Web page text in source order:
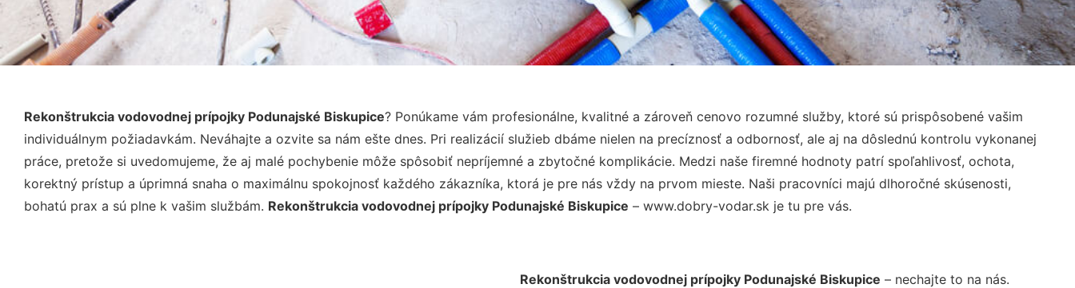
Rekonštrukcia vodovodnej prípojky Podunajské Biskupice? Ponúkame vám profesionálne, kvalitné a zároveň cenovo rozumné služby, ktoré sú prispôsobené vašim
individuálnym požiadavkám. Neváhajte a ozvite sa nám ešte dnes. Pri realizácií služieb dbáme nielen na precíznosť a odbornosť, ale aj na dôslednú kontrolu vykonanej
práce, pretože si uvedomujeme, že aj malé pochybenie môže spôsobiť nepríjemné a zbytočné komplikácie. Medzi naše firemné hodnoty patrí spoľahlivosť, ochota,
korektný prístup a úprimná snaha o maximálnu spokojnosť každého zákazníka, ktorá je pre nás vždy na prvom mieste. Naši pracovníci majú dlhoročné skúsenosti,
bohatú prax a sú plne k vašim službám. Rekonštrukcia vodovodnej prípojky Podunajské Biskupice – www.dobry-vodar.sk je tu pre vás.
Rekonštrukcia vodovodnej prípojky Podunajské Biskupice – nechajte to na nás.